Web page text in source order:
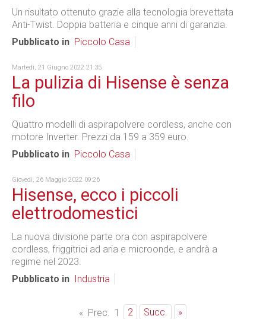
Un risultato ottenuto grazie alla tecnologia brevettata
Anti-Twist. Doppia batteria e cinque anni di garanzia.
Pubblicato in Piccolo Casa
Martedì, 21 Giugno 2022 21:35
La pulizia di Hisense è senza
filo
Quattro modelli di aspirapolvere cordless, anche con
motore Inverter. Prezzi da 159 a 359 euro.
Pubblicato in Piccolo Casa
Giovedì, 26 Maggio 2022 09:26
Hisense, ecco i piccoli
elettrodomestici
La nuova divisione parte ora con aspirapolvere
cordless, friggitrici ad aria e microonde, e andrà a
regime nel 2023.
Pubblicato in
Industria
« Prec. 1 2 Succ.
»